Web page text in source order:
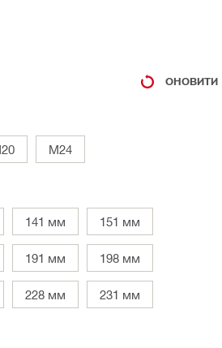
ОНОВИТИ
M24
141 мм 151 мм
191 мм 198 мм
228 мм 231 мм